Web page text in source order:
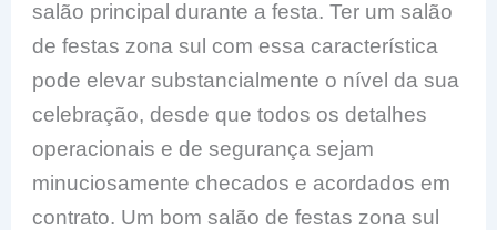
salão principal durante a festa. Ter um salão
de festas zona sul com essa característica
pode elevar substancialmente o nível da sua
celebração, desde que todos os detalhes
operacionais e de segurança sejam
minuciosamente checados e acordados em
contrato. Um bom salão de festas zona sul